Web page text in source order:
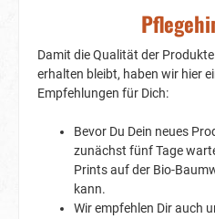
Damit die Qualität der
erhalten bleibt, haben wir hier
Empfehlungen für Dich:
Bevor Du Dein neues
zunächst fünf Tage
Prints auf der Bio-
kann.
Wir empfehlen Dir auch